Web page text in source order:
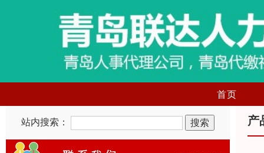
首页
站内搜索： 产